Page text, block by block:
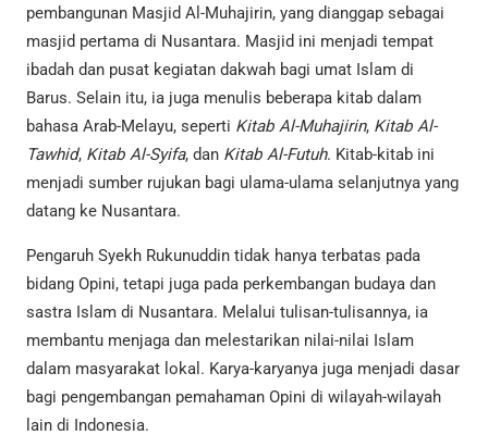
pembangunan Masjid Al-Muhajirin, yang dianggap sebagai
masjid pertama di Nusantara. Masjid ini menjadi tempat
ibadah dan pusat kegiatan dakwah bagi umat Islam di
Barus. Selain itu, ia juga menulis beberapa kitab dalam
bahasa Arab-Melayu, seperti Kitab Al-Muhajirin, Kitab Al-
Tawhid, Kitab Al-Syifa, dan Kitab Al-Futuh. Kitab-kitab ini
menjadi sumber rujukan bagi ulama-ulama selanjutnya yang
datang ke Nusantara.
Pengaruh Syekh Rukunuddin tidak hanya terbatas pada
bidang Opini, tetapi juga pada perkembangan budaya dan
sastra Islam di Nusantara. Melalui tulisan-tulisannya, ia
membantu menjaga dan melestarikan nilai-nilai Islam
dalam masyarakat lokal. Karya-karyanya juga menjadi dasar
bagi pengembangan pemahaman Opini di wilayah-wilayah
lain di Indonesia.